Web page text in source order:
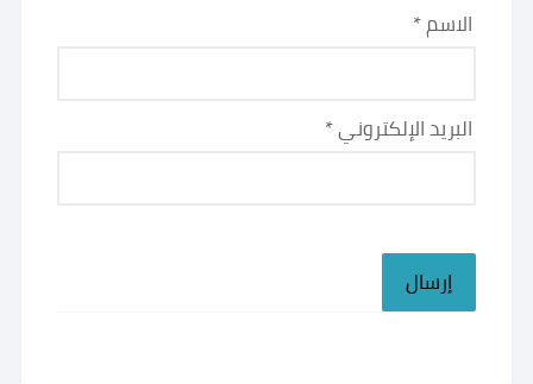
الاسم*
البريد الإلكتروني*